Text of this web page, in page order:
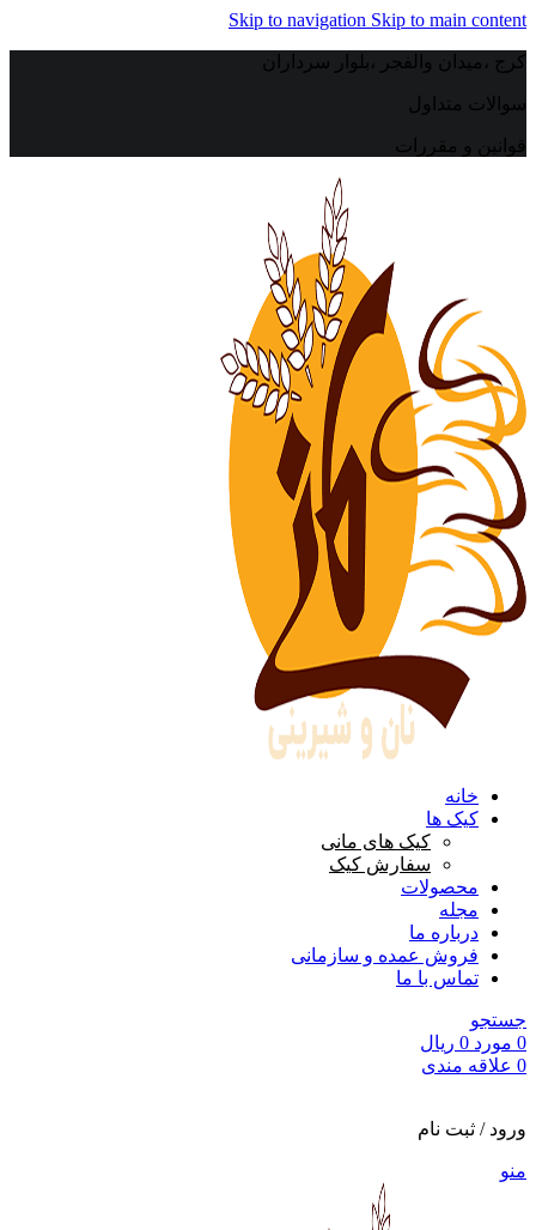
Skip to navigation Skip to main content
کرج ،میدان والفجر ،بلوار سرداران
سوالات متداول
قوانین و مقررات
خانه
کیک ها
کیک های مانی
سفارش کیک
محصولات
مجله
درباره ما
فروش عمده و سازمانی
تماس با ما
جستجو
0 مورد 0 ریال
0 علاقه مندی
ورود / ثبت نام
منو